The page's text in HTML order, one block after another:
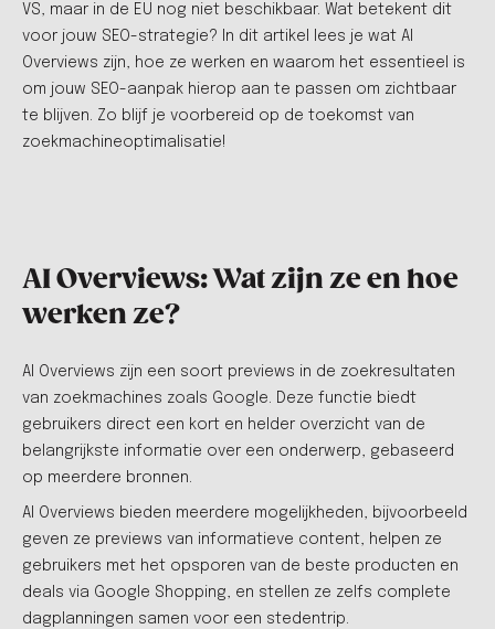
VS, maar in de EU nog niet beschikbaar. Wat betekent dit
voor jouw SEO-strategie? In dit artikel lees je wat AI
Overviews zijn, hoe ze werken en waarom het essentieel is
om jouw SEO-aanpak hierop aan te passen om zichtbaar
te blijven. Zo blijf je voorbereid op de toekomst van
zoekmachineoptimalisatie!
AI Overviews: Wat zijn ze en hoe
werken ze?
AI Overviews zijn een soort previews in de zoekresultaten
van zoekmachines zoals Google. Deze functie biedt
gebruikers direct een kort en helder overzicht van de
belangrijkste informatie over een onderwerp, gebaseerd
op meerdere bronnen.
AI Overviews bieden meerdere mogelijkheden, bijvoorbeeld
geven ze previews van informatieve content, helpen ze
gebruikers met het opsporen van de beste producten en
deals via Google Shopping, en stellen ze zelfs complete
dagplanningen samen voor een stedentrip.